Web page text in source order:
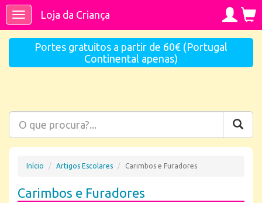
ToggleLoja da Criança
Portes gratuitos a partir de 60€ (Portugal
Continental apenas)
Início Artigos Escolares Carimbos e Furadores
Carimbos e Furadores